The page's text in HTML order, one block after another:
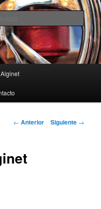
Navegación
← Anterior Siguiente →